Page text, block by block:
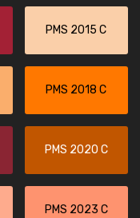
PMS 2015 C
PMS 2018 C
PMS 2020 C
PMS 2023 C